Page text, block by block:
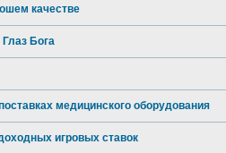
качестве
Бога
медицинского оборудования
игровых ставок